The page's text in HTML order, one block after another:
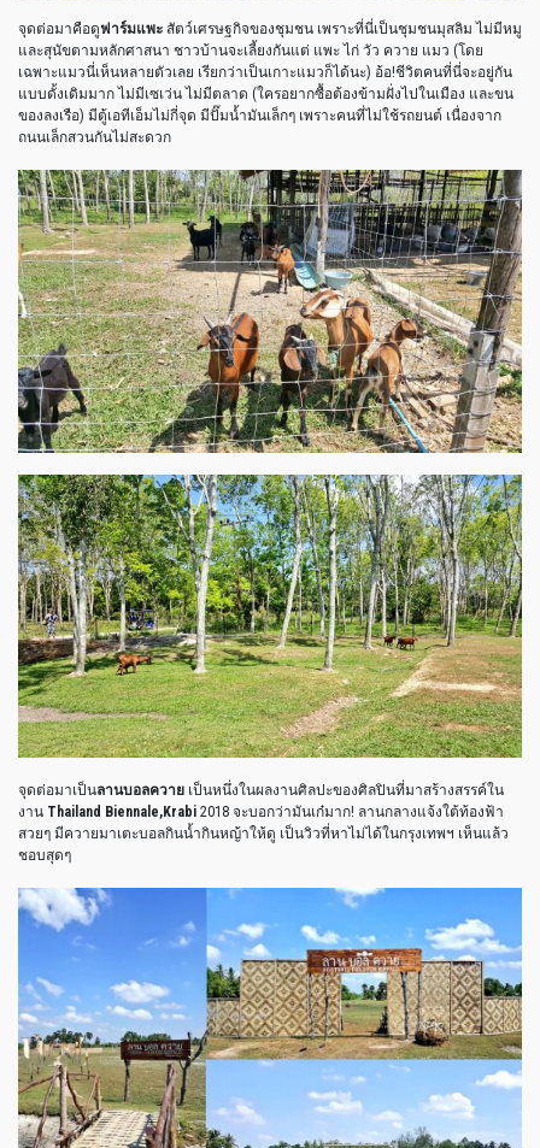
จุดต่อมาคือดูฟาร์มแพะ สัตว์เศรษฐกิจของชุมชน เพราะที่นี่เป็นชุมชนมุสลิม ไม่มีหมู
และสุนัขตามหลักศาสนา ชาวบ้านจะเลี้ยงกันแต่ แพะ ไก่ วัว ควาย แมว (โดย
เฉพาะแมวนี่เห็นหลายตัวเลย เรียกว่าเป็นเกาะแมวก็ได้นะ) อ้อ!ชีวิตคนที่นี่จะอยู่กัน
แบบดั้งเดิมมาก ไม่มีเซเว่น ไม่มีตลาด (ใครอยากซื้อต้องข้ามฝั่งไปในเมือง และขน
ของลงเรือ) มีตู้เอทีเอ็มไม่กี่จุด มีปั๊มน้ำมันเล็กๆ เพราะคนที่ไม่ใช้รถยนต์ เนื่องจาก
ถนนเล็กสวนกันไม่สะดวก
จุดต่อมาเป็นลานบอลควาย เป็นหนึ่งในผลงานศิลปะของศิลปินที่มาสร้างสรรค์ใน
งาน Thailand Biennale,Krabi 2018 จะบอกว่ามันเก๋มาก! ลานกลางแจ้งใต้ท้องฟ้า
สวยๆ มีควายมาเตะบอลกินน้ำกินหญ้าให้ดู เป็นวิวที่หาไม่ได้ในกรุงเทพฯ เห็นแล้ว
ชอบสุดๆ